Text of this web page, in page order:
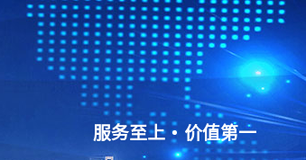
服务至上 价值第一